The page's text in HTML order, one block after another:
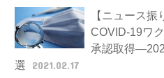
【ニュース
COVID-19ワ
承認取得
選
2021.02.17